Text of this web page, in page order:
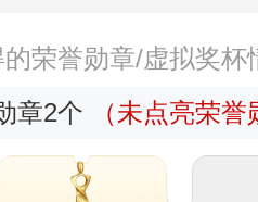
荣誉勋章/虚拟奖杯
章2个
（未点亮荣